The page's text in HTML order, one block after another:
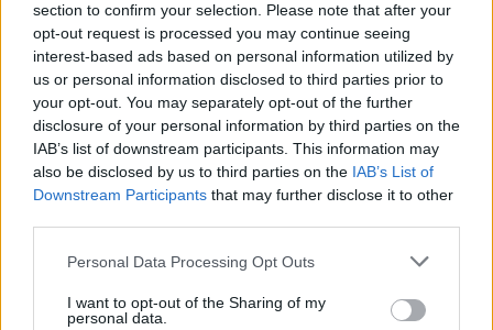
section to confirm your selection. Please note that after your
opt-out request is processed you may continue seeing
interest-based ads based on personal information utilized by
us or personal information disclosed to third parties prior to
your opt-out. You may separately opt-out of the further
disclosure of your personal information by third parties on the
IAB’s list of downstream participants. This information may
also be disclosed by us to third parties on the IAB’s List of
Downstream Participants that may further disclose it to other
Personal Data Processing Opt Outs
I want to opt-out of the Sharing of my
personal data.
Steklena dvojčka: Bralka meseca - Mateja
Kumer
Razstavo je pripravila Stanka Ledinek.
Promenada Mestne knjižnice Velenje: Pešec v
Likovna razstava Sveta za preventivo in vzgojo v
cestnem prometu. Sodelujejo Vrtec Velenje in 1.